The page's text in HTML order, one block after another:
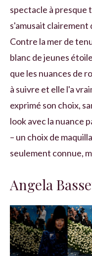
spectacle à presque
s'amusait clairement
Contre la mer de
blanc de jeunes
que les nuances de
à suivre et elle l'a
exprimé son choix,
look avec la nuance
– un choix de
seulement connue,
Angela